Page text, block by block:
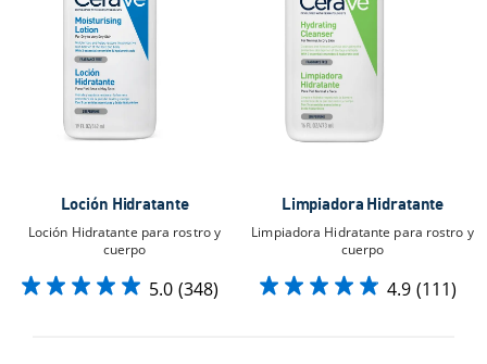
Loción Hidratante
Loción Hidratante para rostro y
cuerpo
5.0 (348)
Limpiadora Hidratante
Limpiadora Hidratante para rostro y
cuerpo​
4.9 (111)